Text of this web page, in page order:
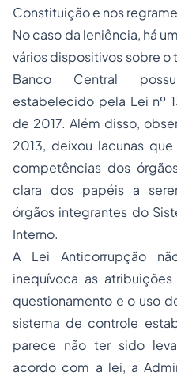
Constituição e nos
No caso da leniência, há
vários dispositivos sobre
Banco Central
estabelecido pela Lei nº
de 2017. Além disso,
2013, deixou lacunas
competências dos
clara dos papéis a
órgãos integrantes do
Interno.
A Lei Anticorrupção
inequívoca as
questionamento e o uso
sistema de controle
parece não ter sido
acordo com a lei, a